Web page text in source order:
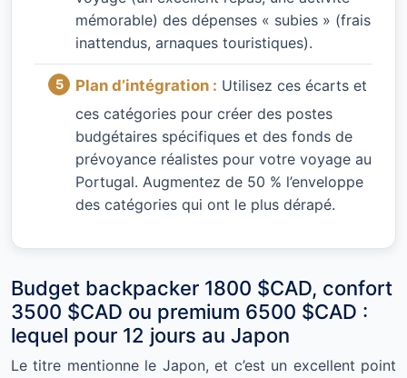
mémorable) des dépenses « subies » (frais
inattendus, arnaques touristiques).
Plan d’intégration : Utilisez ces écarts et
ces catégories pour créer des postes
budgétaires spécifiques et des fonds de
prévoyance réalistes pour votre voyage au
Portugal. Augmentez de 50 % l’enveloppe
des catégories qui ont le plus dérapé.
Budget backpacker 1800 $CAD, confort
3500 $CAD ou premium 6500 $CAD :
lequel pour 12 jours au Japon
Le titre mentionne le Japon, et c’est un excellent point